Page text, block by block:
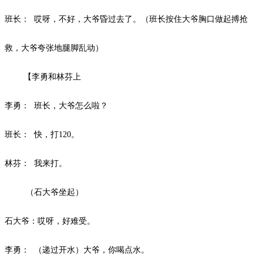
班长： 哎呀，不好，大爷昏过去了。（班长按住大爷胸口做起搏抢
救，大爷夸张地腿脚乱动）
【李勇和林芬上
李勇： 班长，大爷怎么啦？
班长： 快，打120。
林芬： 我来打。
（石大爷坐起）
石大爷：哎呀，好难受。
李勇： （递过开水）大爷，你喝点水。